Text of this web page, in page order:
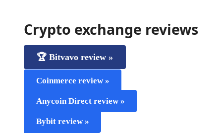
Crypto exchange reviews
🏆 Bitvavo review »
Coinmerce review »
Anycoin Direct review »
Bybit review »